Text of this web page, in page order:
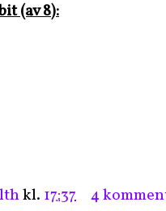
(av 8):
kl. 17:37
4